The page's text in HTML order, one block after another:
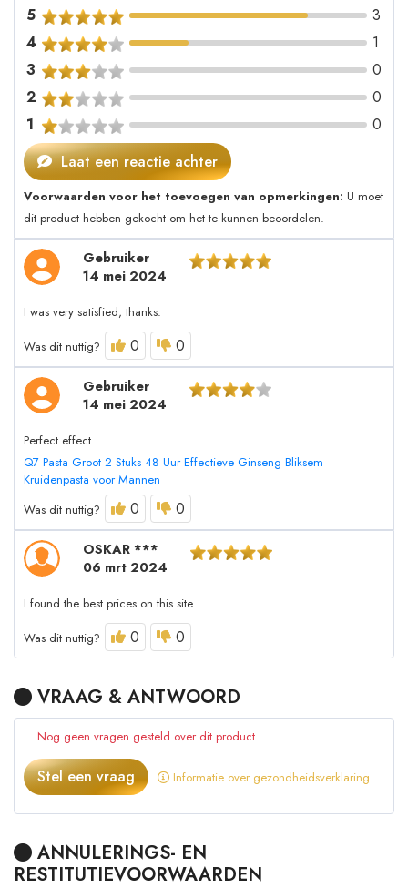
5
3
4
1
3
0
2
0
1
0
Laat een reactie achter
Voorwaarden voor het toevoegen van opmerkingen: U moet
dit product hebben gekocht om het te kunnen beoordelen.
Gebruiker
14 mei 2024
I was very satisfied, thanks.
Was dit nuttig?
0 0
Gebruiker
14 mei 2024
Perfect effect.
Q7 Pasta Groot 2 Stuks 48 Uur Effectieve Ginseng Bliksem
Kruidenpasta voor Mannen
Was dit nuttig?
0 0
OSKAR ***
06 mrt 2024
I found the best prices on this site.
Was dit nuttig?
0 0
VRAAG & ANTWOORD
Nog geen vragen gesteld over dit product
Stel een vraag Informatie over gezondheidsverklaring
ANNULERINGS- EN
RESTITUTIEVOORWAARDEN